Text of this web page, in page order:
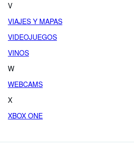
V
VIAJES Y MAPAS
VIDEOJUEGOS
VINOS
W
WEBCAMS
X
XBOX ONE